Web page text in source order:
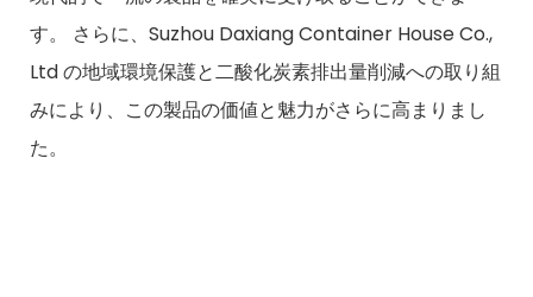
す。 さらに、Suzhou Daxiang Container House Co.,
Ltd の地域環境保護と二酸化炭素排出量削減への取り組
みにより、この製品の価値と魅力がさらに高まりまし
た。